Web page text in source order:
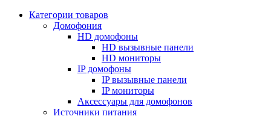
Категории товаров
Домофония
HD домофоны
HD вызывные панели
HD мониторы
IP домофоны
IP вызывные панели
IP мониторы
Аксессуары для домофонов
Источники питания